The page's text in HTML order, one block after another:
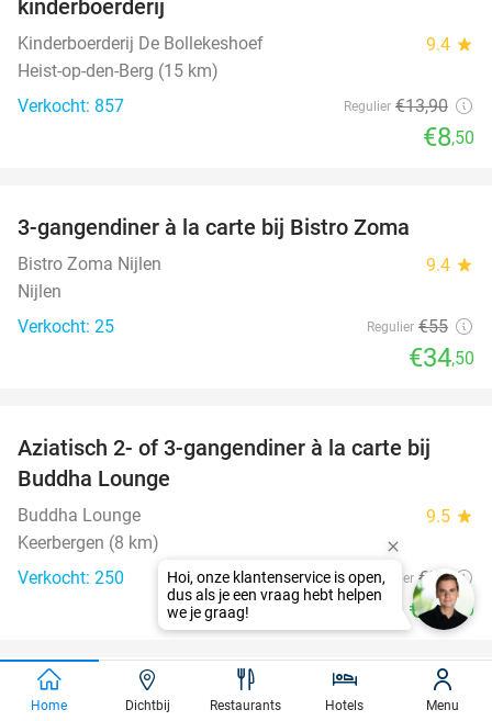
kinderboerderij
Kinderboerderij De Bollekeshoef 9.4 star
Heist-op-den-Berg (15 km)
Verkocht: 857
Regulier €13,90
€8,50
3-gangendiner à la carte bij Bistro Zoma
Bistro Zoma Nijlen 9.4 star
Nijlen
Verkocht: 25
Regulier €55
€34,50
31%
Aziatisch 2- of 3-gangendiner à la carte bij
Buddha Lounge
Buddha Lounge 9.5 star
Keerbergen (8 km)
Verkocht: 250
Regulier €36
€24,90
Home Dichtbij Restaurants Hotels Menu